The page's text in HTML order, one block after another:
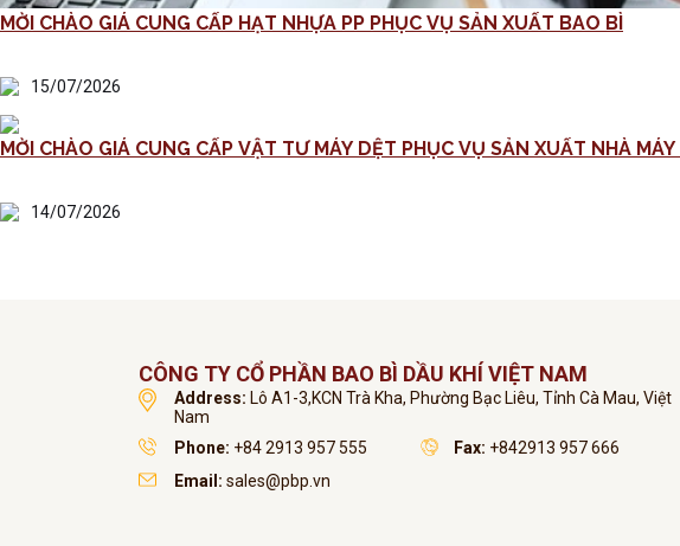
MỜI CHÀO GIÁ CUNG CẤP HẠT NHỰA PP PHỤC VỤ SẢN XUẤT BAO BÌ
15/07/2026
14/07/2026
CÔNG TY CỔ PHẦN BAO BÌ DẦU KHÍ VIỆT NAM
Address: Lô A1-3,KCN Trà Kha, Phường Bạc Liêu, Tỉnh Cà Mau, Việt
Nam
Phone: +84 2913 957 555 Fax: +842913 957 666
Email: sales@pbp.vn